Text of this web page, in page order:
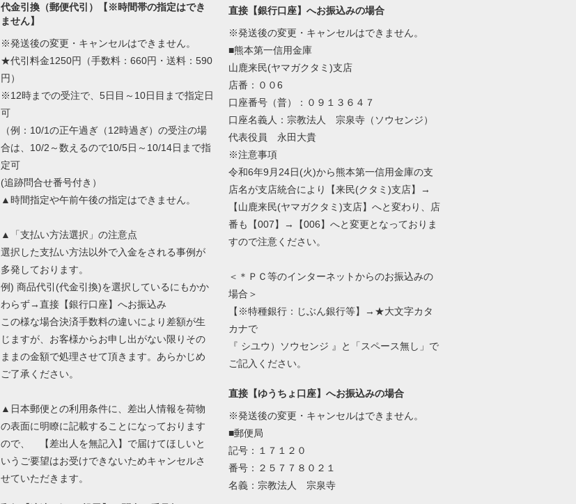
代金引換（郵便代引）【※時間帯の指定はでき
ません】
※発送後の変更・キャンセルはできません。
★代引料金1250円（手数料：660円・送料：590
円）
※12時までの受注で、5日目～10日目まで指定日
可
（例：10/1の正午過ぎ（12時過ぎ）の受注の場
合は、10/2～数えるので10/5日～10/14日まで指
定可
(追跡問合せ番号付き）
▲時間指定や午前午後の指定はできません。
▲「支払い方法選択」の注意点
選択した支払い方法以外で入金をされる事例が
多発しております。
例) 商品代引(代金引換)を選択しているにもかか
わらず→直接【銀行口座】へお振込み
この様な場合決済手数料の違いにより差額が生
じますが、お客様からお申し出がない限りその
ままの金額で処理させて頂きます。あらかじめ
ご了承ください。
▲日本郵便との利用条件に、差出人情報を荷物
の表面に明瞭に記載することになっております
ので、 【差出人を無記入】で届けてほしいと
いうご要望はお受けできないためキャンセルさ
せていただきます。
直接【銀行口座】へお振込みの場合
※発送後の変更・キャンセルはできません。
■熊本第一信用金庫
山鹿来民(ヤマガクタミ)支店
店番：００6
口座番号（普）：０９１３６４７
口座名義人：宗教法人 宗泉寺（ソウセンジ）
代表役員 永田大貴
※注意事項
令和6年9月24日(火)から熊本第一信用金庫の支
店名が支店統合により【来民(クタミ)支店】→
【山鹿来民(ヤマガクタミ)支店】へと変わり、店
番も【007】→【006】へと変更となっておりま
すので注意ください。
＜＊ＰＣ等のインターネットからのお振込みの
場合＞
【※特種銀行：じぶん銀行等】→★大文字カタ
カナで
『 シユウ）ソウセンジ 』と「スペース無し」で
ご記入ください。
直接【ゆうちょ口座】へお振込みの場合
※発送後の変更・キャンセルはできません。
■郵便局
記号：１７１２０
番号：２５７７８０２１
名義：宗教法人 宗泉寺